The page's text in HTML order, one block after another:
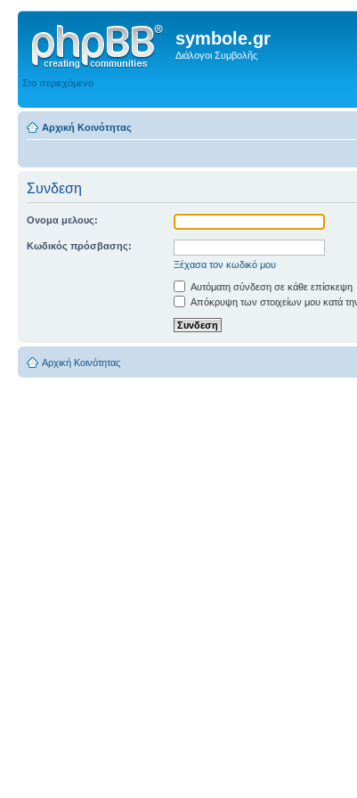
symbole.gr
Διάλογοι Συμβολῆς
Στο περιεχόμενο
Αρχική Κοινότητας
Συνδεση
Ονομα μελους:
Κωδικός πρόσβασης:
Ξέχασα τον κωδικό μου
Αυτόματη σύνδεση σε κάθε επίσκεψη
Απόκρυψη των στοιχείων μου κατά
Αρχική Κοινότητας